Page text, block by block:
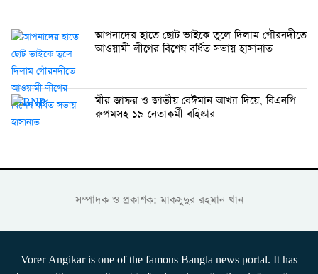
আপনাদের হাতে ছোট ভাইকে তুলে দিলাম গৌরনদীতে
আওয়ামী লীগের বিশেষ বর্ধিত সভায় হাসানাত
মীর জাফর ও জাতীয় বেঈমান আখ্যা দিয়ে, বিএনপি
রুপমসহ ১৯ নেতাকর্মী বহিষ্কার
সম্পাদক ও প্রকাশক: মাকসুদুর রহমান খান
Vorer Angikar is one of the famous Bangla news portal. It has